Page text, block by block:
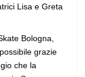
Lisa e Greta
Bologna,
grazie
che la